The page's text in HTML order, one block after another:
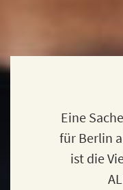
Eine
für Berlin
ist die